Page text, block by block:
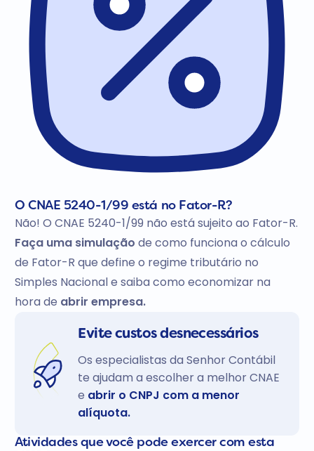
O CNAE 5240-1/99 está no Fator-R?
Não! O CNAE 5240-1/99 não está sujeito ao Fator-R.
Faça uma simulação de como funciona o cálculo
de Fator-R que define o regime tributário no
Simples Nacional e saiba como economizar na
hora de abrir empresa.
Evite custos desnecessários
Os especialistas da Senhor Contábil
te ajudam a escolher a melhor CNAE
e abrir o CNPJ com a menor
alíquota.
Atividades que você pode exercer com esta